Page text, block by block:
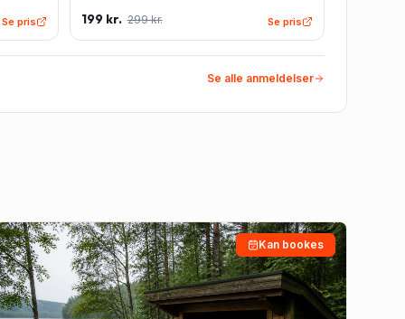
Se pris 199 kr. 299 kr. Se pris
Se alle anmeldelser
Kan bookes